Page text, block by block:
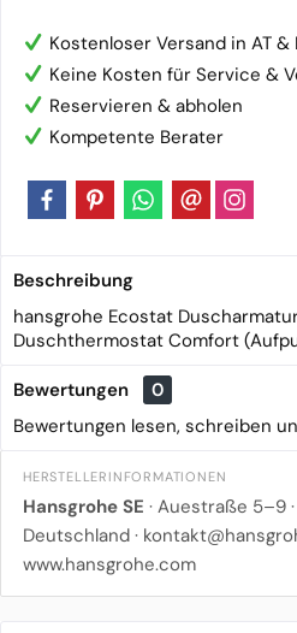
Kostenloser Versand in AT &
Keine Kosten für Service &
Reservieren & abholen
Kompetente Berater
Beschreibung
hansgrohe Ecostat
Duschthermostat Comfort
Bewertungen
0
Bewertungen lesen, schreiben
HERSTELLERINFORMATIONEN
Hansgrohe SE · Auestraße 5–9
Deutschland ·
www.hansgrohe.com